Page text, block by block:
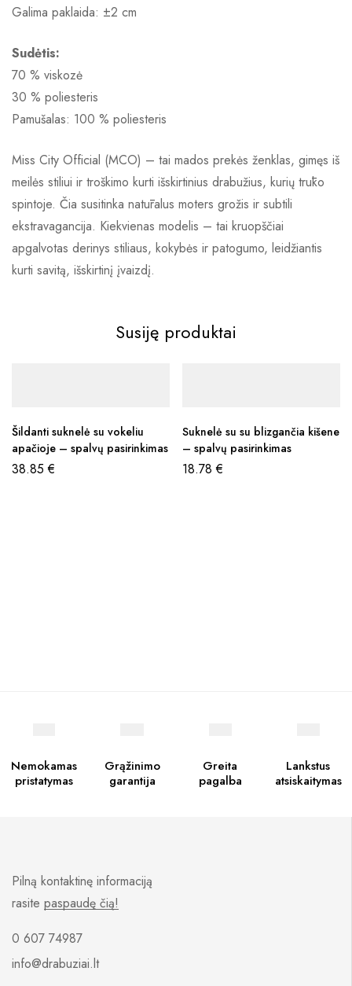
Galima paklaida: ±2 cm
Sudėtis:
70 % viskozė
30 % poliesteris
Pamušalas: 100 % poliesteris
Miss City Official (MCO) – tai mados prekės ženklas, gimęs iš
meilės stiliui ir troškimo kurti išskirtinius drabužius, kurių trūko
spintoje. Čia susitinka natūralus moters grožis ir subtili
ekstravagancija. Kiekvienas modelis – tai kruopščiai
apgalvotas derinys stiliaus, kokybės ir patogumo, leidžiantis
kurti savitą, išskirtinį įvaizdį.
Susiję produktai
Šildanti suknelė su vokeliu
apačioje – spalvų pasirinkimas
38.85€
Suknelė su su blizgančia kišene
– spalvų pasirinkimas
18.78€
Nemokamas
pristatymas
Grąžinimo
garantija
Greita
pagalba
Lankstus
atsiskaitymas
Pilną kontaktinę informaciją
rasite paspaudę čią!
0 607 74987
info@drabuziai.lt